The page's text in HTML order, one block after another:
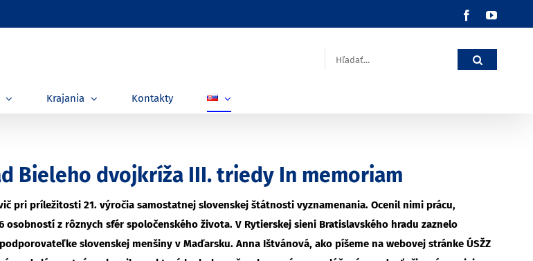
Facebook
Hľadať:
Krajania Kontakty
Bieleho dvojkríža III. triedy In memoriam
pri príležitosti 21. výročia samostatnej slovenskej štátnosti vyznamenania. Ocenil nimi prácu,
z rôznych sfér spoločenského života. V Rytierskej sieni Bratislavského hradu zaznelo
slovenskej menšiny v Maďarsku. Anna Ištvánová, ako píšeme na webovej stránke ÚSŽZ